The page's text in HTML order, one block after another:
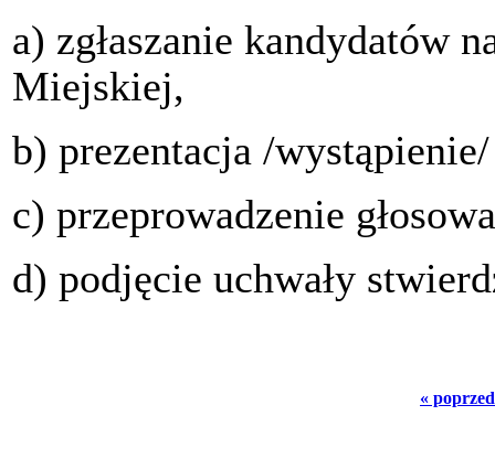
a) zgłaszanie kandydatów
Miejskiej,
b) prezentacja /
c) przeprowadzenie
d) podjęcie uchwały
«